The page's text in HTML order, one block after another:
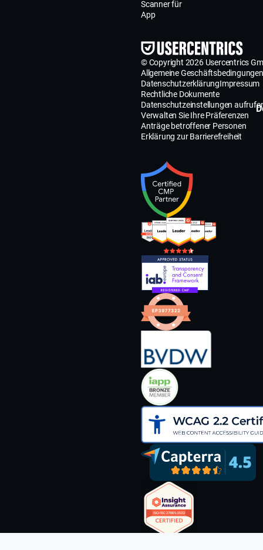
Scanner für
App
© Copyright 2026 Usercentrics
Allgemeine Geschäftsbedingungen
DatenschutzerklärungImpressum
Rechtliche Dokumente
Datenschutzeinstellungen
Verwalten Sie Ihre Präferenzen
Anträge betroffener Personen
Erklärung zur Barrierefreiheit